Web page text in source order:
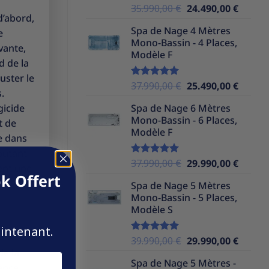
de la
le
de
dans
une
la
Note5.00
35.990,00€ Le
initial
était :
24.490,00€Le
Spa de Nage 4 Mètres
Mono-Bassin - 4 Places,
Modèle F
Note5.00
37.990,00€ Le
initial
était :
25.490,00€Le
Spa de Nage 6 Mètres
Mono-Bassin - 6 Places,
Modèle F
Note5.00
37.990,00€ Le
initial
était :
29.990,00€Le
Spa de Nage 5 Mètres
Mono-Bassin - 5 Places,
Modèle S
Note5.00
39.990,00€ Le
initial
29.990,00€Le
Spa de Nage 5 Mètres -
Offert